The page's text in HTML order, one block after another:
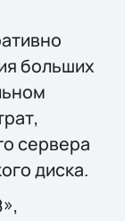
больших
сервера
диска.